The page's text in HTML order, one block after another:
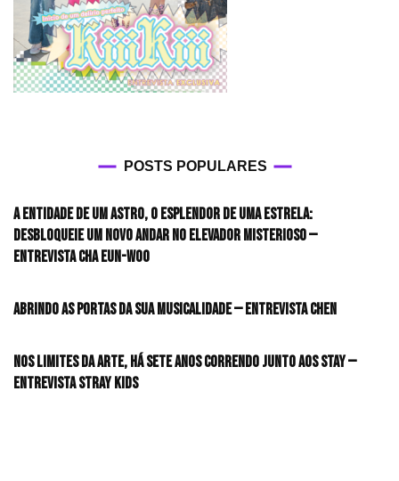
POSTS POPULARES
A entidade de um astro, o esplendor de uma estrela:
desbloqueie um novo andar no elevador misterioso —
Entrevista CHA EUN-WOO
Abrindo as portas da sua musicalidade — Entrevista CHEN
Nos limites da arte, há sete anos correndo junto aos STAY —
Entrevista Stray Kids